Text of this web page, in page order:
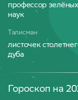
профессор зелёных
наук
Талисман
листочек
дуба
Гороскоп на